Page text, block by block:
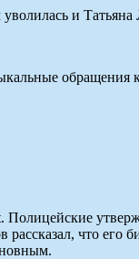
и Татьяна
что его